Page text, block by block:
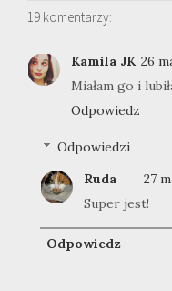
19 komentarzy:
Kamila JK 26
Miałam go i
Odpowiedz
Odpowiedzi
Ruda
27
Super jest!
Odpowiedz